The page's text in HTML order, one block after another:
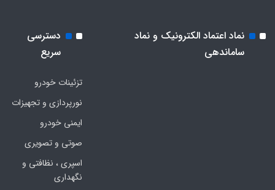
نماد اعتماد الکترونیک و نماد
ساماندهی
دسترسی
سریع
تزئینات خودرو
نورپردازی و تجهیزات
ایمنی خودرو
صوتی و تصویری
اسپری ، نظافتی و
نگهداری